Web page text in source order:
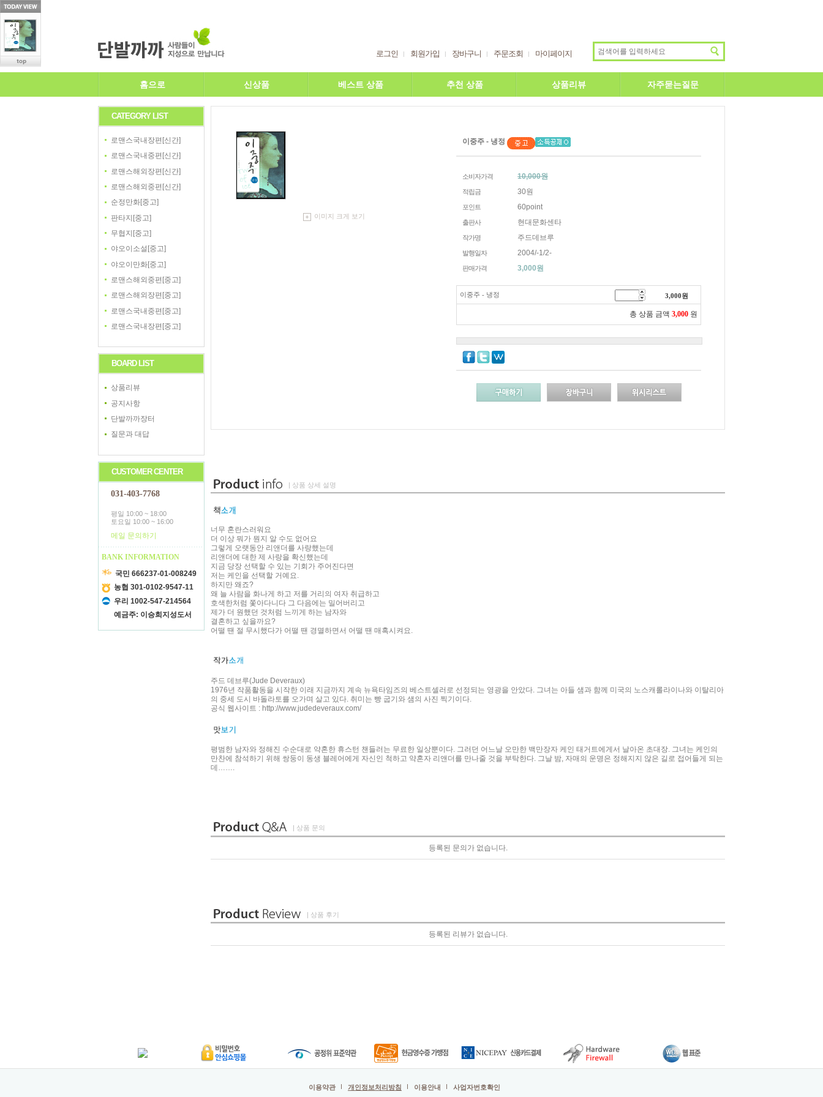
로그인 회원가입 장바구니 주문조회 마이페이지
홈으로 신상품 베스트 상품 추천 상품 상품리뷰 자주묻는질문
CATEGORY LIST
로맨스국내장편[신간]
로맨스국내중편[신간]
로맨스해외장편[신간]
로맨스해외중편[신간]
순정만화[중고]
판타지[중고]
무협지[중고]
야오이소설[중고]
야오이만화[중고]
로맨스해외중편[중고]
로맨스해외장편[중고]
로맨스국내중편[중고]
로맨스국내장편[중고]
BOARD LIST
상품리뷰
공지사항
단발까까장터
질문과 대답
CUSTOMER CENTER
031-403-7768
평일 10:00 ~ 18:00
토요일 10:00 ~ 16:00
메일 문의하기
BANK INFORMATION
국민 666237-01-008249
농협 301-0102-9547-11
우리 1002-547-214564
예금주: 이승희지성도서
이미지 크게 보기
이중주 - 냉정
소비자가격 10,000원
적립금 30원
포인트 60point
출판사 현대문화센타
작가명 주드데브루
발행일자 2004/-1/2-
판매가격 3,000원
이중주 - 냉정 3,000원
총 상품 금액 3,000 원
| 상품 상세 설명
너무 혼란스러워요
더 이상 뭐가 뭔지 알 수도 없어요
그렇게 오랫동안 리앤더를 사랑했는데
리앤더에 대한 제 사랑을 확신했는데
지금 당장 선택할 수 있는 기회가 주어진다면
저는 케인을 선택할 거예요.
하지만 왜죠?
왜 늘 사람을 화나게 하고 저를 거리의 여자 취급하고
호색한처럼 쫓아다니다 그 다음에는 밀어버리고
제가 더 원했던 것처럼 느끼게 하는 남자와
결혼하고 싶을까요?
어떨 땐 절 무시했다가 어떨 땐 경멸하면서 어떨 땐 매혹시켜요.
주드 데브루(Jude Deveraux)
1976년 작품활동을 시작한 이래 지금까지 계속 뉴욕타임즈의 베스트셀러로 선정되는 영광을 안았다. 그녀는 아들 샘과 함께 미국의 노스캐롤라이나와 이탈리아
의 중세 도시 바돌라토를 오가며 살고 있다. 취미는 빵 굽기와 샘의 사진 찍기이다.
공식 웹사이트 : http://www.judedeveraux.com/
평범한 남자와 정해진 수순대로 약혼한 휴스턴 챈들러는 무료한 일상뿐이다. 그러던 어느날 오만한 백만장자 케인 태거트에게서 날아온 초대장. 그녀는 케인의
만찬에 참석하기 위해 쌍둥이 동생 블레어에게 자신인 척하고 약혼자 리앤더를 만나줄 것을 부탁한다. 그날 밤, 자매의 운명은 정해지지 않은 길로 접어들게 되는
데…….
| 상품 문의
등록된 문의가 없습니다.
| 상품 후기
등록된 리뷰가 없습니다.
이용약관 개인정보처리방침 이용안내 사업자번호확인